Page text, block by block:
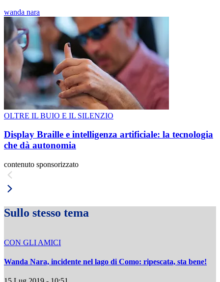
wanda nara
OLTRE IL BUIO E IL SILENZIO
Display Braille e intelligenza artificiale: la tecnologia
che dà autonomia
contenuto sponsorizzato
Sullo stesso tema
CON GLI AMICI
Wanda Nara, incidente nel lago di Como: ripescata, sta bene!